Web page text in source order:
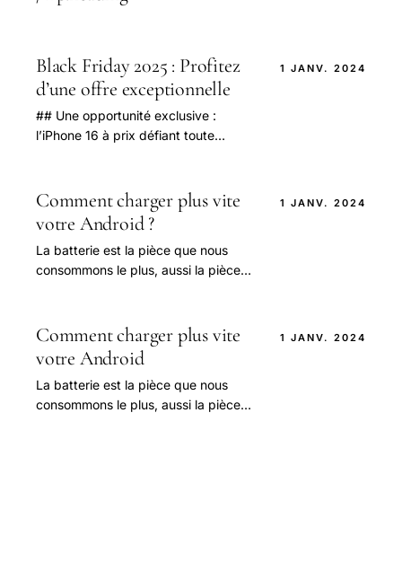
Black Friday 2025 : Profitez
d’une offre exceptionnelle
## Une opportunité exclusive :
l’iPhone 16 à prix défiant toute
s'annonce comme un événement.
1 JANV. 2024
Comment charger plus vite
votre Android ?
La batterie est la pièce que nous
consommons le plus, aussi la pièce
1 JANV. 2024
Comment charger plus vite
votre Android
La batterie est la pièce que nous
consommons le plus, aussi la pièce
1 JANV. 2024